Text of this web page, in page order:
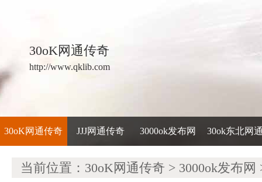
30oK网通传奇
http://www.qklib.com
30oK网通传奇 JJJ网通传奇 3000ok发布网 30ok东北网
当前位置： 30oK网通传奇 > 3000ok发布网